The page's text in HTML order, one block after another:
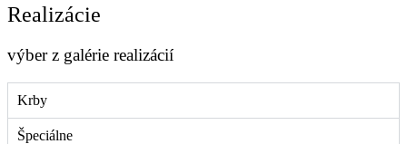
Realizácie
výber z galérie realizácií
Krby
Špeciálne